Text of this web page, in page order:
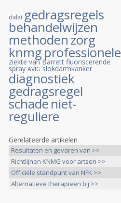
dalai gedragsregels
behandelwijzen
methodenzorg
knmgprofessionele
ziekte van Barrett fluoriscerende
spray AVIG slokdarmkanker
diagnostiek
gedragsregel
schadeniet-
reguliere
Gerelateerde artikelen
Resultaten en gevaren van >>
Richtlijnen KNMG voor artsen >>
Officiële standpunt van NFK >>
Alternatieve therapieën bij >>